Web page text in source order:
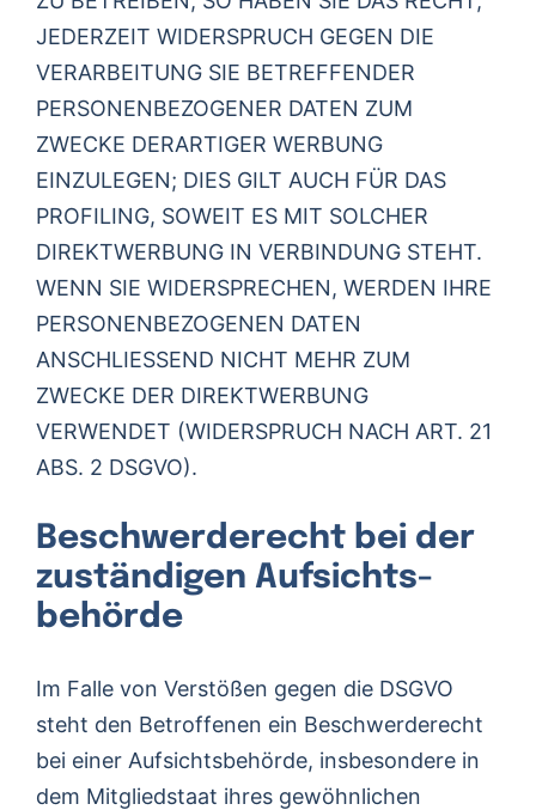
JEDERZEIT WIDERSPRUCH GEGEN DIE
VERARBEITUNG SIE BETREFFENDER
PERSONENBEZOGENER DATEN ZUM
ZWECKE DERARTIGER WERBUNG
EINZULEGEN; DIES GILT AUCH FÜR DAS
PROFILING, SOWEIT ES MIT SOLCHER
DIREKTWERBUNG IN VERBINDUNG STEHT.
WENN SIE WIDERSPRECHEN, WERDEN IHRE
PERSONENBEZOGENEN DATEN
ANSCHLIESSEND NICHT MEHR ZUM
ZWECKE DER DIREKTWERBUNG
VERWENDET (WIDERSPRUCH NACH ART. 21
ABS. 2 DSGVO).
Beschwerde­recht bei der
zuständigen Aufsichts­
behörde
Im Falle von Verstößen gegen die DSGVO
steht den Betroffenen ein Beschwerderecht
bei einer Aufsichtsbehörde, insbesondere in
dem Mitgliedstaat ihres gewöhnlichen